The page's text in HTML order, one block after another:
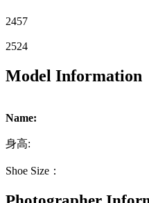
2457
2524
Model Information
Name:
身高:
Shoe Size：